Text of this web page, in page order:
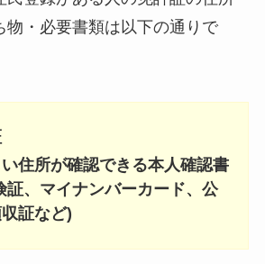
物・必要書類は以下の通りで
住所が確認できる本人確認書
証、マイナンバーカード、公
証など)